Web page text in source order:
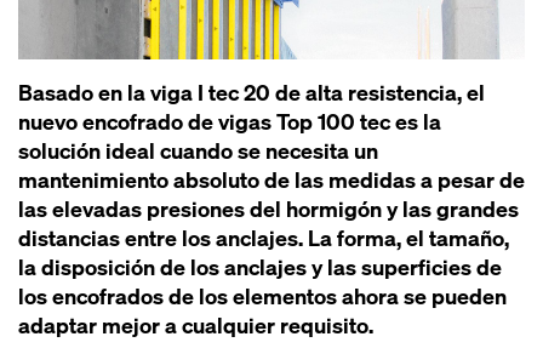
Basado en la viga I tec 20 de alta resistencia, el
nuevo encofrado de vigas Top 100 tec es la
solución ideal cuando se necesita un
mantenimiento absoluto de las medidas a pesar de
las elevadas presiones del hormigón y las grandes
distancias entre los anclajes. La forma, el tamaño,
la disposición de los anclajes y las superficies de
los encofrados de los elementos ahora se pueden
adaptar mejor a cualquier requisito.